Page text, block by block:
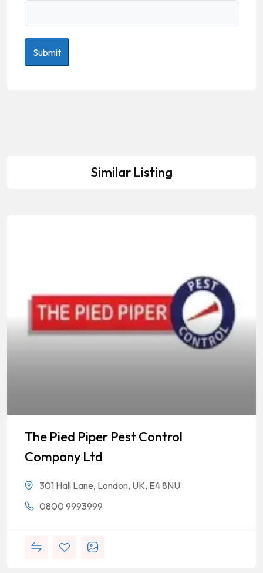
Similar Listing
The Pied Piper Pest Control
Company Ltd
301 Hall Lane, London, UK, E4 8NU
0800 9993999